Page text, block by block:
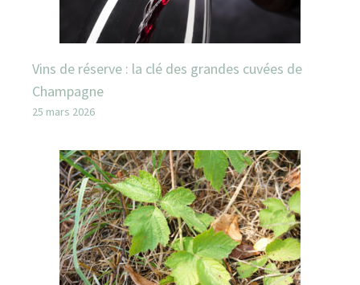
Vins de réserve : la clé des grandes cuvées de
Champagne
25 mars 2026